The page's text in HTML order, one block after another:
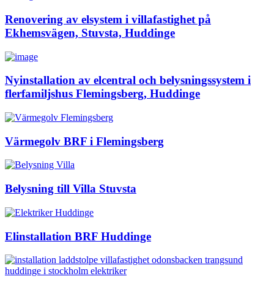
Renovering av elsystem i villafastighet på
Ekhemsvägen, Stuvsta, Huddinge
Nyinstallation av elcentral och belysningssystem i
flerfamiljshus Flemingsberg, Huddinge
Värmegolv BRF i Flemingsberg
Belysning till Villa Stuvsta
Elinstallation BRF Huddinge